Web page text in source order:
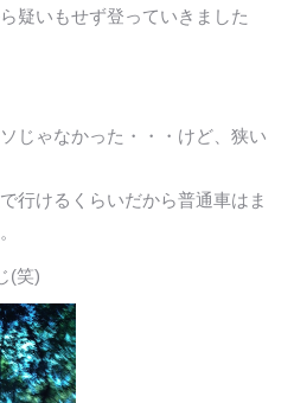
疑いもせず登っていきました
じゃなかった・・・けど、狭い
行けるくらいだから普通車はま
(笑)